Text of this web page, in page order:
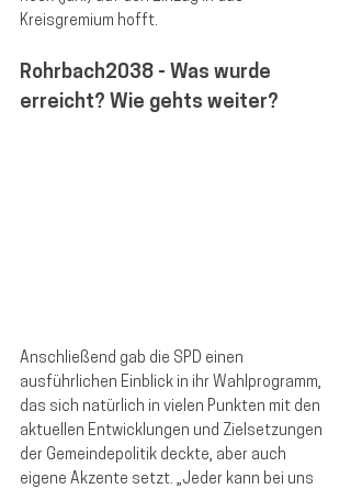
Kreisgremium hofft.
Rohrbach2038 - Was wurde
erreicht? Wie gehts weiter?
Anschließend gab die SPD einen
ausführlichen Einblick in ihr Wahlprogramm,
das sich natürlich in vielen Punkten mit den
aktuellen Entwicklungen und Zielsetzungen
der Gemeindepolitik deckte, aber auch
eigene Akzente setzt. „Jeder kann bei uns